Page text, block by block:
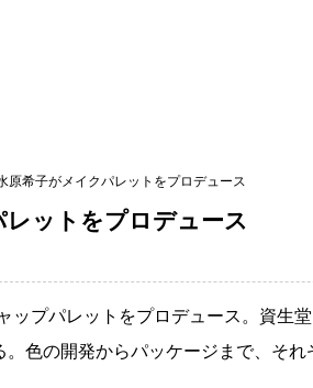
原希子がメイクパレットをプロデュース
レットをプロデュース
ップパレットをプロデュース。資生
色の開発からパッケージまで、それ